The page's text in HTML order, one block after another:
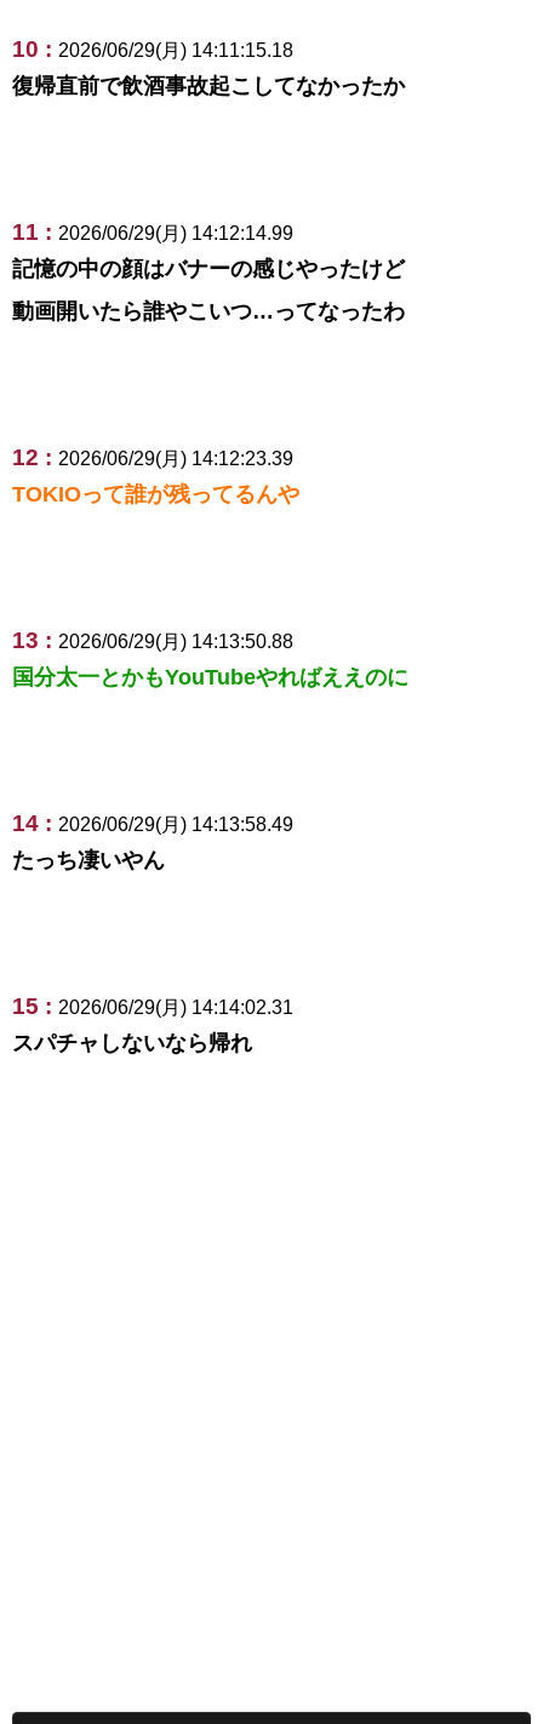
10 : 2026/06/29(月) 14:11:15.18
復帰直前で飲酒事故起こしてなかったか
11 : 2026/06/29(月) 14:12:14.99
記憶の中の顔はバナーの感じやったけど
動画開いたら誰やこいつ…ってなったわ
12 : 2026/06/29(月) 14:12:23.39
TOKIOって誰が残ってるんや
13 : 2026/06/29(月) 14:13:50.88
国分太一とかもYouTubeやればええのに
14 : 2026/06/29(月) 14:13:58.49
たっち凄いやん
15 : 2026/06/29(月) 14:14:02.31
スパチャしないなら帰れ